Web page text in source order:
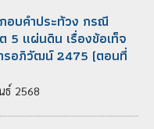
อบคำประท้วง กรณี
5 แผ่นดิน เรื่องข้อเท็จ
รอภิวัฒน์ 2475 (ตอนที่
ธ์ 2568